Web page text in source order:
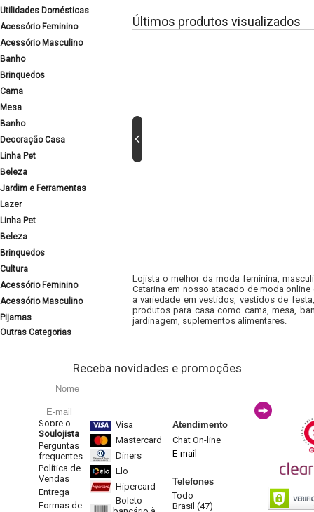
Utilidades Domésticas
Acessório Feminino
Acessório Masculino
Banho
Brinquedos
Cama
Mesa
Banho
Decoração Casa
Linha Pet
Beleza
Jardim e Ferramentas
Lazer
Linha Pet
Beleza
Brinquedos
Cultura
Acessório Feminino
Acessório Masculino
Pijamas
Outras Categorias
Últimos produtos visualizados
Lojista o melhor da moda feminina,
Catarina em nosso atacado de moda
a variedade em vestidos, vestidos de
produtos para casa como cama, mesa,
jardinagem, suplementos alimentares.
Receba novidades e promoções
Sobre o
Soulojista
Perguntas
frequentes
Política de
Vendas
Entrega
Formas de
Visa
Mastercard
Diners
Elo
Hipercard
Boleto
Atendimento
Chat On-line
E-mail
Telefones
Todo
Brasil (47)